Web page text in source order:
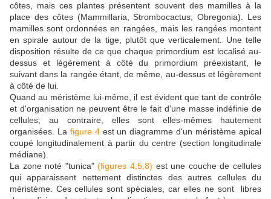
côtes, mais ces plantes présentent souvent des mamilles à la
place des côtes (Mammillaria, Strombocactus, Obregonia). Les
mamilles sont ordonnées en rangées, mais les rangées montent
en spirale autour de la tige, plutôt que verticalement. Une telle
disposition résulte de ce que chaque primordium est localisé au-
dessus et légèrement à côté du primordium préexistant, le
suivant dans la rangée étant, de même, au-dessus et légèrement
à côté de lui.
Quand au méristème lui-même, il est évident que tant de contrôle
et d'organisation ne peuvent être le fait d'une masse indéfinie de
cellules; au contraire, elles sont elles-mêmes hautement
organisées. La figure 4est un diagramme d'un méristème apical
coupé longitudinalement à partir du centre (section longitudinale
médiane).
La zone noté "tunica"(figures 4,5,8) est une couche de cellules
qui apparaissent nettement distinctes des autres cellules du
méristème. Ces cellules sont spéciales, car elles ne sont libres